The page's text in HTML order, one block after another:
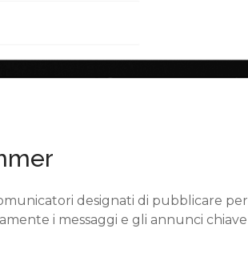
designati di pubblicare per
i messaggi e gli annunci chiave